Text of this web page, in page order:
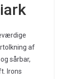
af
sårbar,
Irons